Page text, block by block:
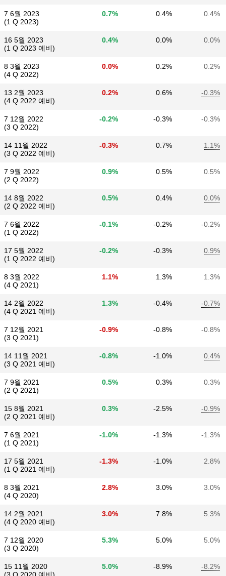
7 6월 2023
(1 Q 2023)
0.7% 0.4% 0.4%
16 5월 2023
(1 Q 2023 예비)
0.4% 0.0% 0.0%
8 3월 2023
(4 Q 2022)
0.0% 0.2% 0.2%
13 2월 2023
(4 Q 2022 예비)
0.2% 0.6% -0.3%
7 12월 2022
(3 Q 2022)
-0.2% -0.3% -0.3%
14 11월 2022
(3 Q 2022 예비)
-0.3% 0.7% 1.1%
7 9월 2022
(2 Q 2022)
0.9% 0.5% 0.5%
14 8월 2022
(2 Q 2022 예비)
0.5% 0.4% 0.0%
7 6월 2022
(1 Q 2022)
-0.1% -0.2% -0.2%
17 5월 2022
(1 Q 2022 예비)
-0.2% -0.3% 0.9%
8 3월 2022
(4 Q 2021)
1.1% 1.3% 1.3%
14 2월 2022
(4 Q 2021 예비)
1.3% -0.4% -0.7%
7 12월 2021
(3 Q 2021)
-0.9% -0.8% -0.8%
14 11월 2021
(3 Q 2021 예비)
-0.8% -1.0% 0.4%
7 9월 2021
(2 Q 2021)
0.5% 0.3% 0.3%
15 8월 2021
(2 Q 2021 예비)
0.3% -2.5% -0.9%
7 6월 2021
(1 Q 2021)
-1.0% -1.3% -1.3%
17 5월 2021
(1 Q 2021 예비)
-1.3% -1.0% 2.8%
8 3월 2021
(4 Q 2020)
2.8% 3.0% 3.0%
14 2월 2021
(4 Q 2020 예비)
3.0% 7.8% 5.3%
7 12월 2020
(3 Q 2020)
5.3% 5.0% 5.0%
15 11월 2020
5.0% -8.9% -8.2%